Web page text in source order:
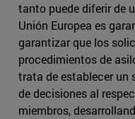
tanto puede diferir de
Unión Europea es
garantizar que los
procedimientos de
trata de establecer un
de decisiones al
miembros,